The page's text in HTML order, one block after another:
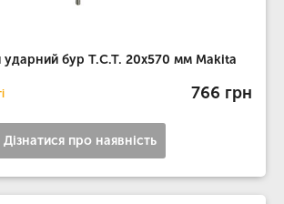
бур T.C.T. 20х570 мм Makita
766 грн
Дізнатися про наявність